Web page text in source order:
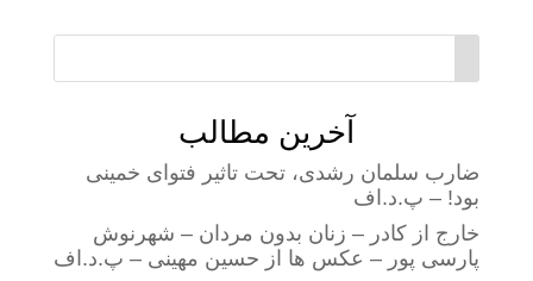
آخرین مطالب
ضارب سلمان رشدی، تحت تاثیر فتوای خمینی
بود! – پ.د.اف
خارج از کادر – زنان بدون مردان – شهرنوش
پارسی پور – عکس ها از حسین مهینی – پ.د.اف